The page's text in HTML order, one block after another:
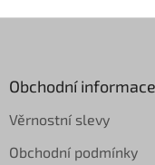
Obchodní informace
Věrnostní slevy
Obchodní podmínky